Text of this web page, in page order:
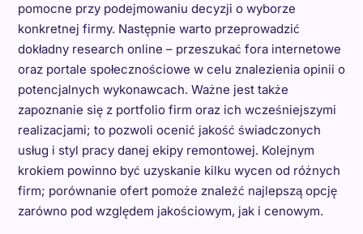
pomocne przy podejmowaniu decyzji o wyborze
konkretnej firmy. Następnie warto przeprowadzić
dokładny research online – przeszukać fora internetowe
oraz portale społecznościowe w celu znalezienia opinii o
potencjalnych wykonawcach. Ważne jest także
zapoznanie się z portfolio firm oraz ich wcześniejszymi
realizacjami; to pozwoli ocenić jakość świadczonych
usług i styl pracy danej ekipy remontowej. Kolejnym
krokiem powinno być uzyskanie kilku wycen od różnych
firm; porównanie ofert pomoże znaleźć najlepszą opcję
zarówno pod względem jakościowym, jak i cenowym.